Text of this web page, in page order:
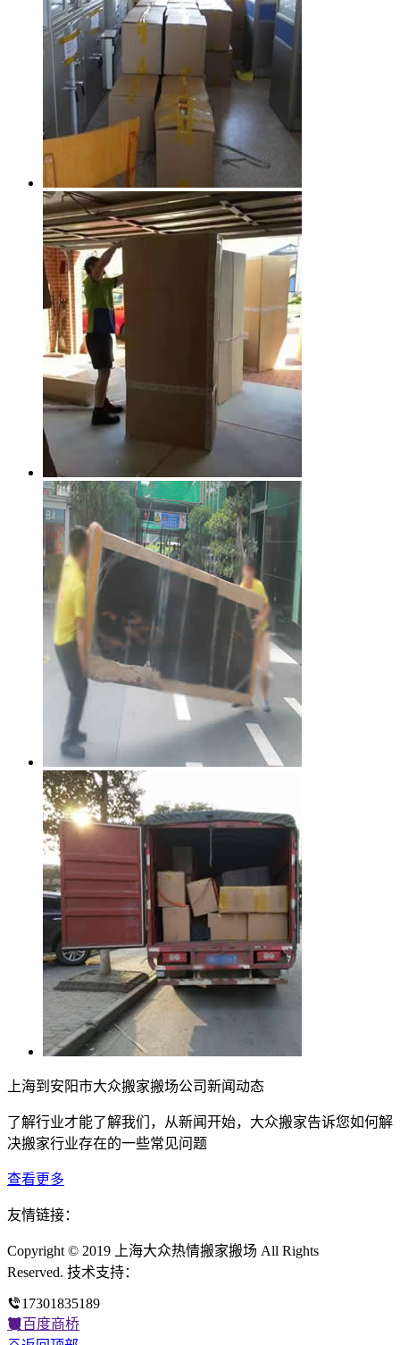
上海到安阳市大众搬家搬场公司新闻动态
了解行业才能了解我们，从新闻开始，大众搬家告诉您如何解
决搬家行业存在的一些常见问题
查看更多
友情链接：
Copyright © 2019 上海大众热情搬家搬场 All Rights
Reserved. 技术支持：
17301835189
百度商桥